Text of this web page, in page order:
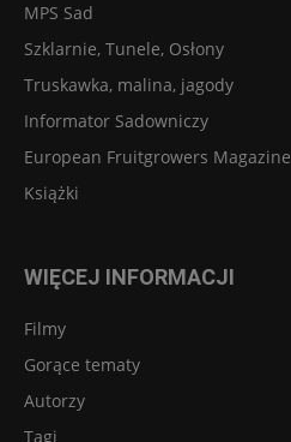
MPS Sad
Szklarnie, Tunele, Osłony
Truskawka, malina, jagody
Informator Sadowniczy
European Fruitgrowers Magazine
Książki
WIĘCEJ INFORMACJI
Filmy
Gorące tematy
Autorzy
Tagi